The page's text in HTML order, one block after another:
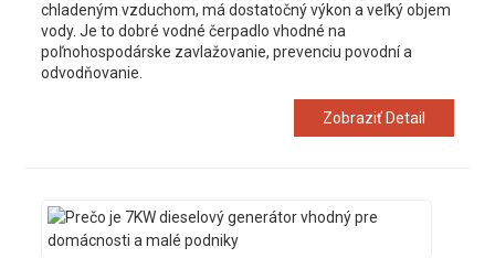
chladeným vzduchom, má dostatočný výkon a veľký objem
vody. Je to dobré vodné čerpadlo vhodné na
poľnohospodárske zavlažovanie, prevenciu povodní a
odvodňovanie.
Zobraziť Detail